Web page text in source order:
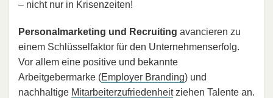
– nicht nur in Krisenzeiten!
Personalmarketing und Recruiting avancieren zu
einem Schlüsselfaktor für den Unternehmenserfolg.
Vor allem eine positive und bekannte
Arbeitgebermarke (Employer Branding) und
nachhaltige Mitarbeiterzufriedenheitziehen Talente an.